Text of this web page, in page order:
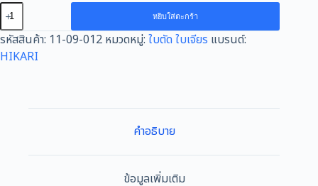
จำนวน
ใบ
เพชร
HIKARI
9"x2.6x10x25.4/22.23mm.
หยิบใส่ตะกร้า
รหัสสินค้า: 11-09-012 หมวดหมู่: ใบตัด ใบเจียร แบรนด์:
HIKARI
คำอธิบาย
ข้อมูลเพิ่มเติม